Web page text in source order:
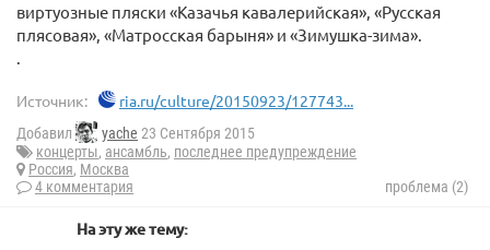
виртуозные пляски «Казачья кавалерийская», «Русская
плясовая», «Матросская барыня» и «Зимушка-зима».
.
Источник: ria.ru/culture/20150923/127743...
Добавил yache 23 Сентября 2015
концерты, ансамбль, последнее предупреждение
Россия, Москва
4 комментария
проблема (2)
На эту же тему: